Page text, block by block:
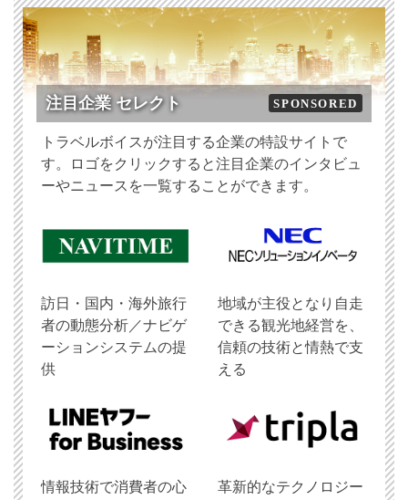
注目企業 セレクト SPONSORED
トラベルボイスが注目する企業の特設サイトで
す。ロゴをクリックすると注目企業のインタビュ
ーやニュースを一覧することができます。
訪日・国内・海外旅行
者の動態分析／ナビゲ
ーションシステムの提
供
地域が主役となり自走
できる観光地経営を、
信頼の技術と情熱で支
える
情報技術で消費者の心
革新的なテクノロジー